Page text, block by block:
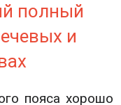
полный
и
пояса хорошо